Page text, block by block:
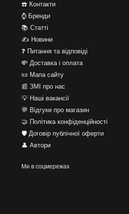
☎️ Контакти
⌚ Бренди
📚 Статті
✍ Новини
❓ Питання та відповіді
💸 Доставка і оплата
📜 Мапа сайту
📰 ЗМІ про нас
💡 Наші вакансії
💬 Відгуки про магазин
🤝 Політика конфіденційності
🛡️ Договір публічної оферти
👤 Автори
Ми в соцмережах